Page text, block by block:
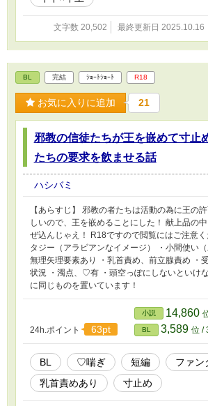
文字数 20,502 最終更新日 2025.10.16
BL 完結 ｼｮｰﾄｼｮｰﾄ R18
お気に入りに追加 21
邪教の信徒たちが王を嵌めて寸止
たちの要求を飲ませる話
ハシバミ
【あらすじ】 邪教の者たちは活動の為に王の
しいので、王を嵌めることにした！ 献上品の
ぜ込んじゃえ！ R18ですので閲覧にはご注意
タジー（アラビアンなイメージ） ・小間使い
無理矢理要素あり ・乳首責め、前立腺責め ・
状況 ・濁点、♡有 ・頭空っぽにしないといけ
に同じものを置いています！
24h.ポイント 63pt
小説 14,860
BL 3,589 位 /
BL ♡喘ぎ 短編
ファン
乳首責めあり
寸止め